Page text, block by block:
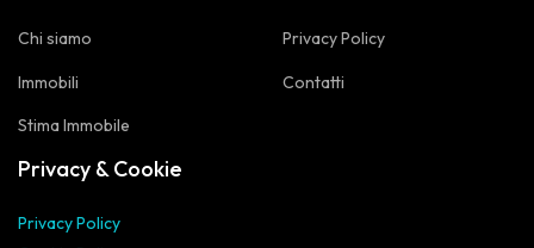
Chi siamo
Immobili
Stima Immobile
Privacy & Cookie
Privacy Policy
Privacy Policy
Contatti